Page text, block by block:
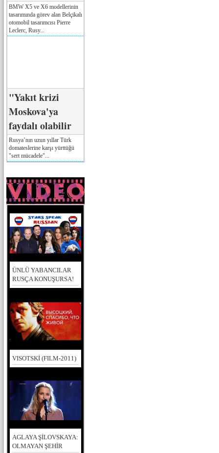
BMW X5 ve X6 modellerinin
tasarımında görev alan Belçikalı
otomobil tasarımcısı Pierre
Leclerc, Rusy...
"Yakıt krizi
Moskova'ya
faydalı olabilir
Rusya’nın uzun yıllar Türk
domateslerine karşı yürttüğü
"sert mücadele"...
ÜNLÜ YABANCILAR
RUSÇA KONUŞURSA!
VISOTSKİ (FILM-2011)
AGLAYA ŞİLOVSKAYA:
OLMAYAN ŞEHİR